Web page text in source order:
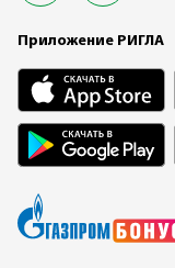
Приложение РИГЛА